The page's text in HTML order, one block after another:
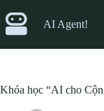
to
content
AI Agent!
Khóa học “AI cho